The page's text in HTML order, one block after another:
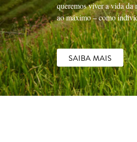
queremos viver a vida da
ao máximo – como
SAIBA MAIS